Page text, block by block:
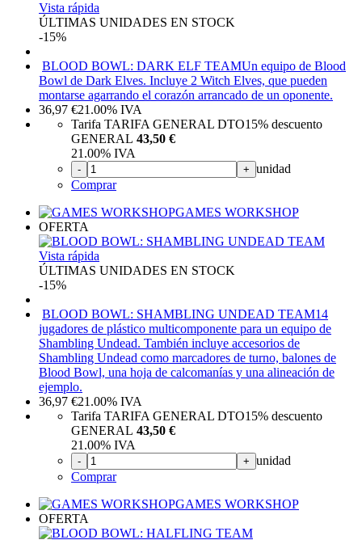
Vista rápida
ÚLTIMAS UNIDADES EN STOCK
-15%
BLOOD BOWL: DARK ELF TEAMUn equipo de Blood
Bowl de Dark Elves. Incluye 2 Witch Elves, que pueden
montarse agarrando el corazón arrancado de un oponente.
36,97 €21.00% IVA
Tarifa TARIFA GENERAL DTO15% descuento
GENERAL 43,50 €
21.00% IVA
- + unidad
Comprar
GAMES WORKSHOP
OFERTA
Vista rápida
ÚLTIMAS UNIDADES EN STOCK
-15%
BLOOD BOWL: SHAMBLING UNDEAD TEAM14
jugadores de plástico multicomponente para un equipo de
Shambling Undead. También incluye accesorios de
Shambling Undead como marcadores de turno, balones de
Blood Bowl, una hoja de calcomanías y una alineación de
ejemplo.
36,97 €21.00% IVA
Tarifa TARIFA GENERAL DTO15% descuento
GENERAL 43,50 €
21.00% IVA
- + unidad
Comprar
GAMES WORKSHOP
OFERTA